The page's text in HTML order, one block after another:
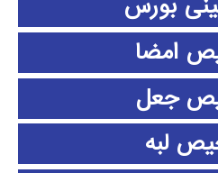
امضا
جعل
لبه